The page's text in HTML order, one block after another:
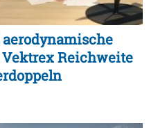
Reichweite